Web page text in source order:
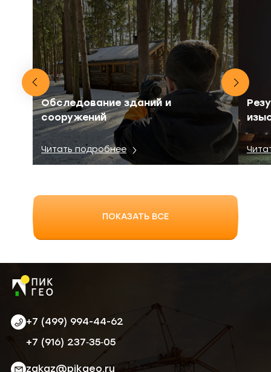
Обследование зданий и
сооружений
Читать подробнее
ПОКАЗАТЬ ВСЕ
+7 (499) 994-44-62
‪+7 (916) 237‑35‑05‬
zakaz@pikgeo.ru